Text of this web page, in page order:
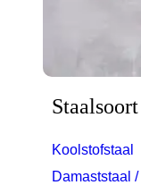
Staalsoort
Koolstofstaal
Damaststaal